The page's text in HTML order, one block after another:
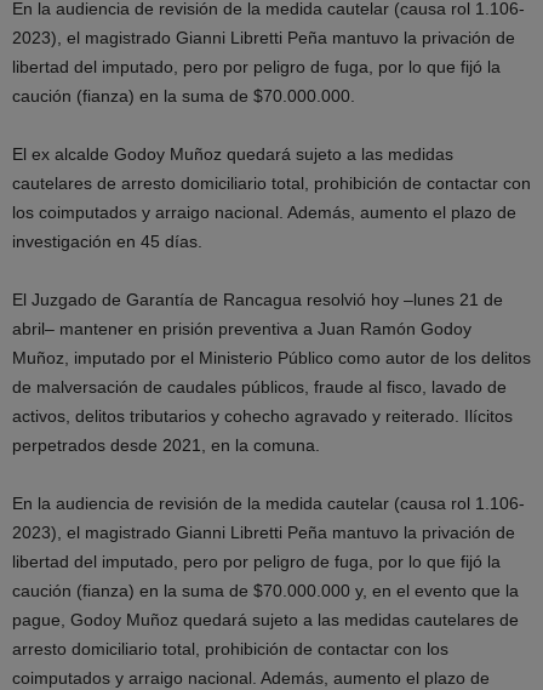
En la audiencia de revisión de la medida cautelar (causa rol 1.106-
2023), el magistrado Gianni Libretti Peña mantuvo la privación de
libertad del imputado, pero por peligro de fuga, por lo que fijó la
caución (fianza) en la suma de $70.000.000.
El ex alcalde Godoy Muñoz quedará sujeto a las medidas
cautelares de arresto domiciliario total, prohibición de contactar con
los coimputados y arraigo nacional. Además, aumento el plazo de
investigación en 45 días.
El Juzgado de Garantía de Rancagua resolvió hoy –lunes 21 de
abril– mantener en prisión preventiva a Juan Ramón Godoy
Muñoz, imputado por el Ministerio Público como autor de los delitos
de malversación de caudales públicos, fraude al fisco, lavado de
activos, delitos tributarios y cohecho agravado y reiterado. Ilícitos
perpetrados desde 2021, en la comuna.
En la audiencia de revisión de la medida cautelar (causa rol 1.106-
2023), el magistrado Gianni Libretti Peña mantuvo la privación de
libertad del imputado, pero por peligro de fuga, por lo que fijó la
caución (fianza) en la suma de $70.000.000 y, en el evento que la
pague, Godoy Muñoz quedará sujeto a las medidas cautelares de
arresto domiciliario total, prohibición de contactar con los
coimputados y arraigo nacional. Además, aumento el plazo de